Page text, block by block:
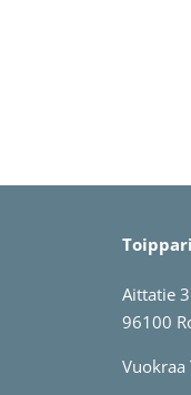
Toippari
Aittatie 3
96100
Vuokraa